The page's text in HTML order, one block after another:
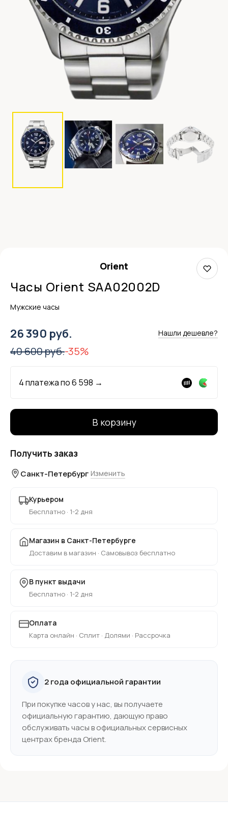
Orient
Часы Orient SAA02002D
Мужские часы
26 390 руб. Нашли дешевле?
40 600 руб.-35%
4 платежа по6 598 →
В корзину
Получить заказ
Санкт-Петербург Изменить
Курьером
Бесплатно · 1-2 дня
Магазин в Санкт-Петербурге
Доставим в магазин · Самовывоз бесплатно
В пункт выдачи
Бесплатно · 1-2 дня
Оплата
Карта онлайн · Сплит · Долями · Рассрочка
2 года официальной гарантии
При покупке часов у нас, вы получаете
официальную гарантию, дающую право
обслуживать часы в официальных сервисных
центрах бренда Orient.